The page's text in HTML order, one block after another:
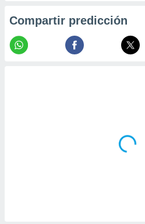
Compartir predicción